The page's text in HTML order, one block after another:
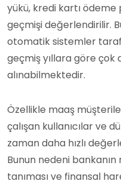
yükü, kredi kartı
geçmişi değerlendirilir.
otomatik sistemler
geçmiş yıllara göre çok
alınabilmektedir.
Özellikle maaş
çalışan kullanıcılar ve
zaman daha hızlı
Bunun nedeni
tanıması ve finansal